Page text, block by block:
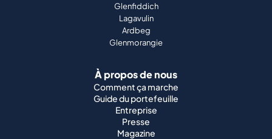
Glenfiddich
Lagavulin
Ardbeg
Glenmorangie
À propos de nous
Comment ça marche
Guide du portefeuille
Entreprise
Presse
Magazine